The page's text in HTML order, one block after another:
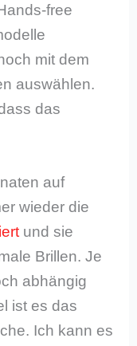
free
mit dem
auswählen.
das
auf
wieder die
und sie
Brillen. Je
abhängig
ist es das
Ich kann es